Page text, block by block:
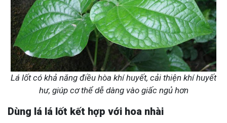
Lá lốt có khả năng điều hòa khí huyết, cải thiện khí huyết
hư, giúp cơ thể dễ dàng vào giấc ngủ hơn
Dùng lá lá lốt kết hợp với hoa nhài